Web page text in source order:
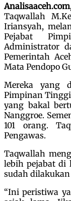
Taqwallah
Iriansyah,
Pejabat
Administrator
Pemerintah
Mata Pendopo
Mereka yang
Pimpinan Tinggi
yang bakal
Nanggroe.
101 orang.
Pengawas.
Taqwallah
lebih pejabat di
sudah dilakukan
“Ini peristiwa